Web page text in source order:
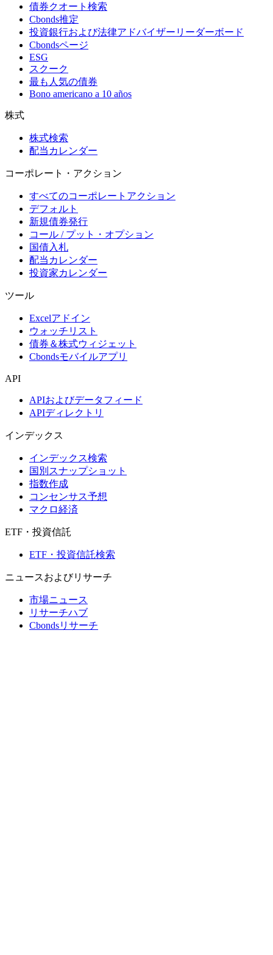
債券クオート検索
Cbonds推定
投資銀行および法律アドバイザーリーダーボード
Cbondsページ
ESG
スクーク
最も人気の債券
Bono americano a 10 años
株式
株式検索
配当カレンダー
コーポレート・アクション
すべてのコーポレートアクション
デフォルト
新規債券発行
コール / プット・オプション
国債入札
配当カレンダー
投資家カレンダー
ツール
Excelアドイン
ウォッチリスト
債券＆株式ウィジェット
Cbondsモバイルアプリ
API
APIおよびデータフィード
APIディレクトリ
インデックス
インデックス検索
国別スナップショット
指数作成
コンセンサス予想
マクロ経済
ETF・投資信託
ETF・投資信託検索
ニュースおよびリサーチ
市場ニュース
リサーチハブ
Cbondsリサーチ